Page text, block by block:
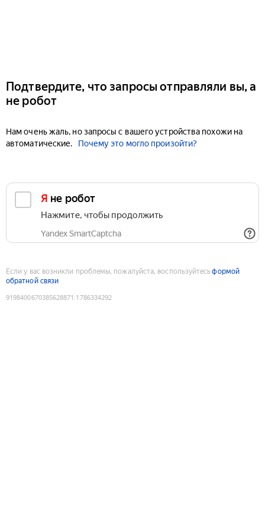
Подтвердите, что запросы отправляли вы, а
не робот
Нам очень жаль, но запросы с вашего устройства похожи на
автоматические.
Почему это могло произойти?
Я не робот
Нажмите, чтобы продолжить
Yandex SmartCaptcha
Если у вас возникли проблемы, пожалуйста, воспользуйтесьформой
обратной связи
9198400670385628871 :1786334292